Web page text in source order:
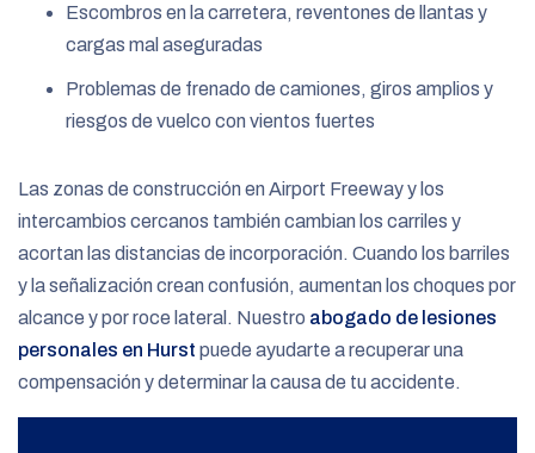
Escombros en la carretera, reventones de llantas y
cargas mal aseguradas
Problemas de frenado de camiones, giros amplios y
riesgos de vuelco con vientos fuertes
Las zonas de construcción en Airport Freeway y los
intercambios cercanos también cambian los carriles y
acortan las distancias de incorporación. Cuando los barriles
y la señalización crean confusión, aumentan los choques por
alcance y por roce lateral. Nuestro abogado de lesiones
personales en Hurst puede ayudarte a recuperar una
compensación y determinar la causa de tu accidente.